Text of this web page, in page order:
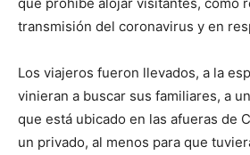
transmisión del coronavirus y en
Los viajeros fueron llevados, a la
vinieran a buscar sus familiares, a
que está ubicado en las afueras de
un privado, al menos para que